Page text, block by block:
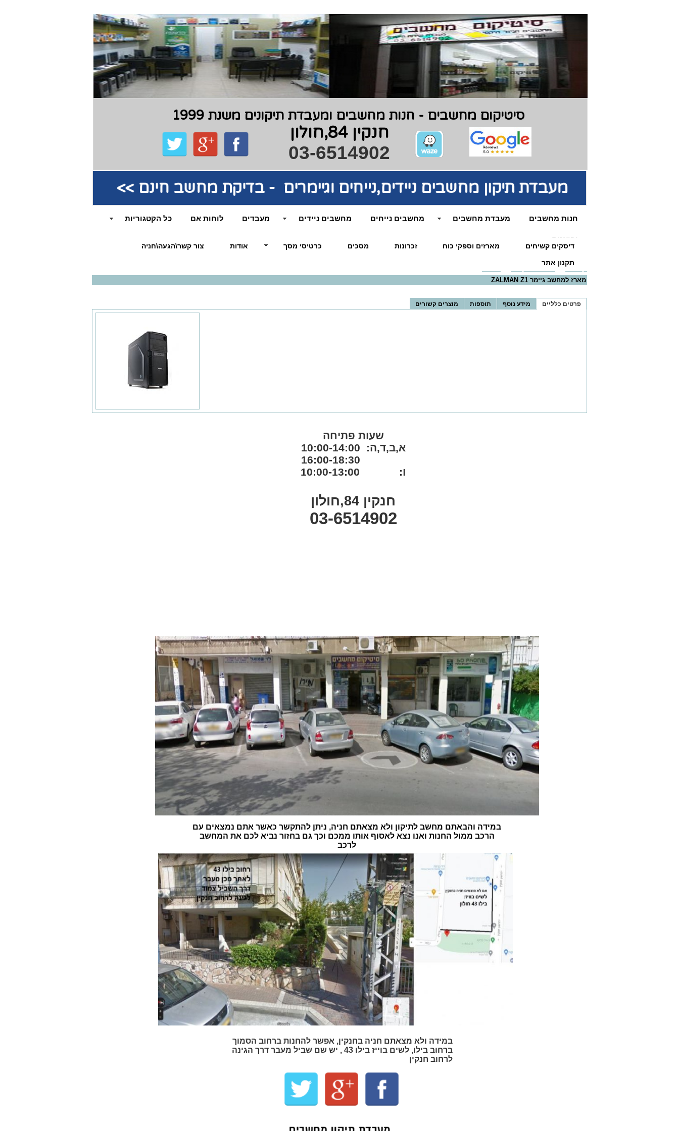
חנות מחשבים מעבדת מחשבים מחשבים נייחים מחשבים ניידים מעבדים לוחות אם כל הקטגוריות
יבואנים
דיסקים קשיחים מארזים וספקי כוח זכרונות מסכים כרטיסי מסך אודות צור קשר\הגעה\חניה
תקנון אתר
סיטיקום מחשבים - חנות מחשבים ומעבדת תיקונים משנת 1999
חנקין 84,חולון
03-6514902
מעבדת תיקון מחשביםניידים,נייחים וגיימרים - בדיקת מחשב חינם >>
דף הבית >>
מארז למחשב גיימר ZALMAN Z1
פרטים כלליים מידע נוסף תוספות מוצרים קשורים
במידה והבאתם מחשב לתיקון ולא מצאתם חניה, ניתן להתקשר כאשר אתם נמצאים עם
הרכב ממול החנות ואנו נצא לאסוף אותו ממכם וכך גם בחזור נביא לכם את המחשב
לרכב
במידה ולא מצאתם חניה בחנקין, אפשר להחנות ברחוב הסמוך
ברחוב בילו, לשים בוייז בילו 43 , יש שם שביל מעבר דרך הגינה
לרחוב חנקין
שעות פתיחה
א,ב,ד,ה: 10:00-14:00
ו: 10:00-13:00
חנקין 84,חולון
03-6514902